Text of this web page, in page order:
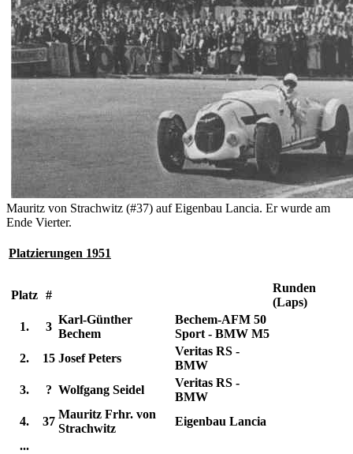
Mauritz von Strachwitz (#37) auf Eigenbau Lancia. Er wurde am
Ende Vierter.
Platzierungen 1951
Platz #
Runden
(Laps)
1.
3
Karl-Günther
Bechem
Bechem-AFM 50
Sport - BMW M5
2.
15 Josef Peters
Veritas RS -
BMW
3.
? Wolfgang Seidel
Veritas RS -
BMW
4.
37
Mauritz Frhr. von
Strachwitz
Eigenbau Lancia
...